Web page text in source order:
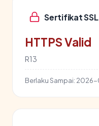
Sertifikat SSL
HTTPS Valid
R13
Berlaku Sampai: